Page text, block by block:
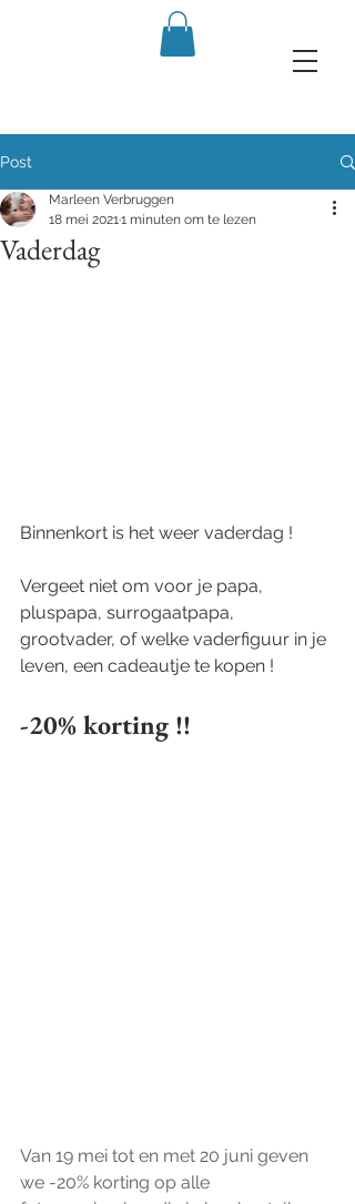
Post
Vaderdag
Marleen Verbruggen
18 mei 20211 minuten om te lezen
Binnenkort is het weer vaderdag !
Vergeet niet om voor je papa,
pluspapa, surrogaatpapa,
grootvader, of welke vaderfiguur in je
leven, een cadeautje te kopen !
-20% korting !!
Van 19 mei tot en met 20 juni geven
we -20% korting op alle